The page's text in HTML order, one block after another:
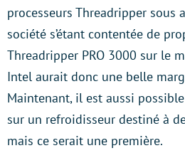
processeurs Threadripper sous
société s’étant contentée de
Threadripper PRO 3000 sur le
Intel aurait donc une belle
Maintenant, il est aussi
sur un refroidisseur destiné à
mais ce serait une première.